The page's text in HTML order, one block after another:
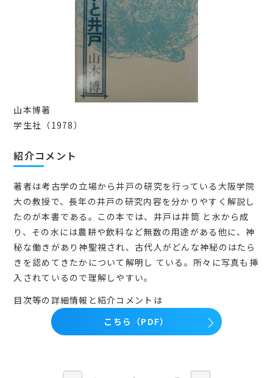
山本博著
学生社（1978）
紹介コメント
著者は考古学の立場から井戸の研究を行っている大阪学院
大の教授で、長年の井戸の研究内容を分かりやすく解説し
たのが本書である。この本では、井戸は井筒 と水から成
り、その水には農耕や飲料など無数の用途がある他に、神
秘な働きがあり神聖視され、古代人がどんな神秘のはたら
きを認めてきたかについて解明し ている。所々に写真も挿
入されているので理解しやすい。
目次等の詳細情報と紹介コメントは
こちら（PDF）